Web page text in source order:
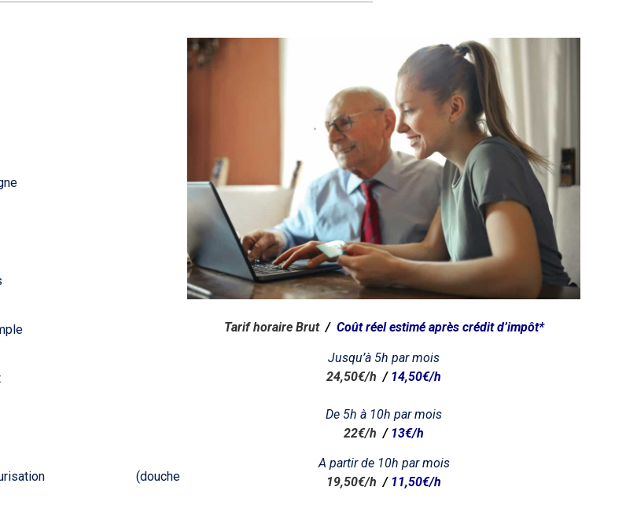
et sécurisation (douche
Tarif horaire Brut / Coût réelestimé après crédit d’impôt*
Jusqu’à 5h par mois
24,50€/h / 14,50€/h
De 5h à 10h par mois
22€/h / 13€/h
A partir de 10h par mois
19,50€/h / 11,50€/h